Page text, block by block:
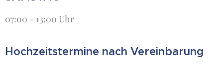
07:00 - 13:00 Uhr
Hochzeitstermine nach Vereinbarung